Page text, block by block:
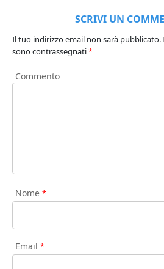
SCRIVI UN
Il tuo indirizzo email non sarà pubblicato.
sono contrassegnati*
Commento
Nome *
Email *